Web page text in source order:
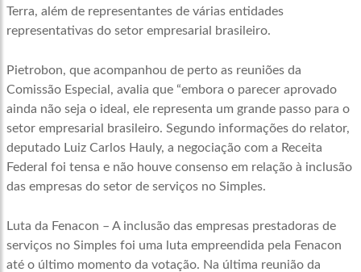
Terra, além de representantes de várias entidades
representativas do setor empresarial brasileiro.
Pietrobon, que acompanhou de perto as reuniões da
Comissão Especial, avalia que “embora o parecer aprovado
ainda não seja o ideal, ele representa um grande passo para o
setor empresarial brasileiro. Segundo informações do relator,
deputado Luiz Carlos Hauly, a negociação com a Receita
Federal foi tensa e não houve consenso em relação à inclusão
das empresas do setor de serviços no Simples.
Luta da Fenacon – A inclusão das empresas prestadoras de
serviços no Simples foi uma luta empreendida pela Fenacon
até o último momento da votação. Na última reunião da